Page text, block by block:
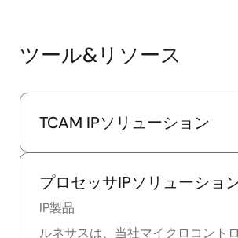
ツール&リソース
TCAM IPソリューション
プロセッサIPソリューショ
IP製品
ルネサスは、当社マイクロコント